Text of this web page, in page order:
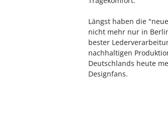
Längst haben die
nicht mehr nur in
bester
nachhaltigen
Deutschlands heute
Designfans.